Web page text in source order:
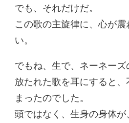
でも、それだけだ。
この歌の主旋律に、心が
い。
でもね、生で、ネーネー
放たれた歌を耳にすると
まったのでした。
頭ではなく、生身の身体